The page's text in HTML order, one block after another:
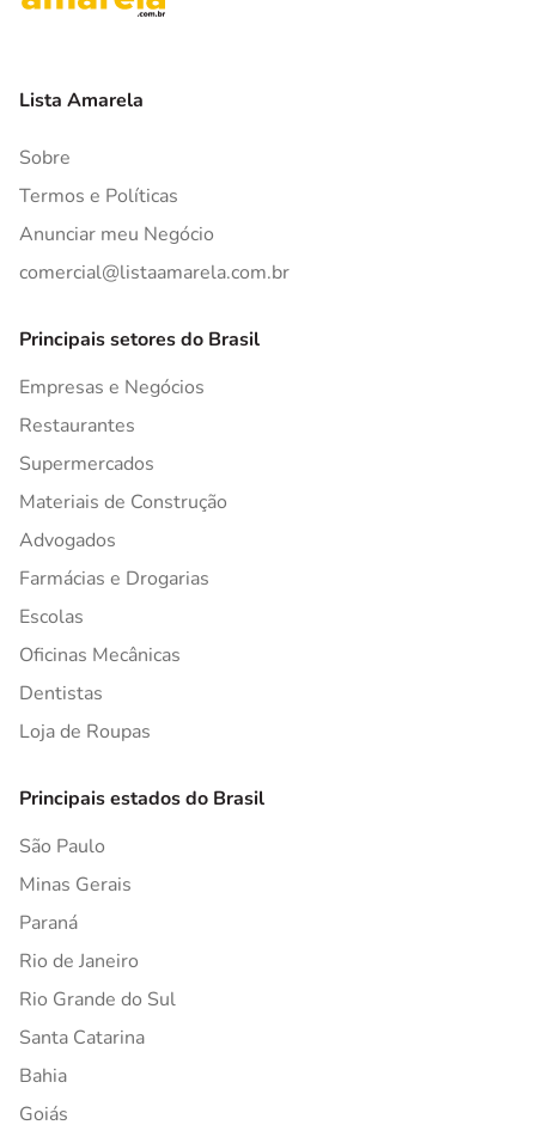
Lista Amarela
Sobre
Termos e Políticas
Anunciar meu Negócio
comercial@listaamarela.com.br
Principais setores do Brasil
Empresas e Negócios
Restaurantes
Supermercados
Materiais de Construção
Advogados
Farmácias e Drogarias
Escolas
Oficinas Mecânicas
Dentistas
Loja de Roupas
Principais estados do Brasil
São Paulo
Minas Gerais
Paraná
Rio de Janeiro
Rio Grande do Sul
Santa Catarina
Bahia
Goiás